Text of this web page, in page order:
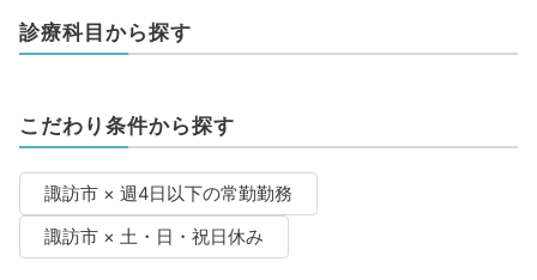
診療科目から探す
こだわり条件から探す
諏訪市 × 週4日以下の常勤勤務
諏訪市 × 土・日・祝日休み